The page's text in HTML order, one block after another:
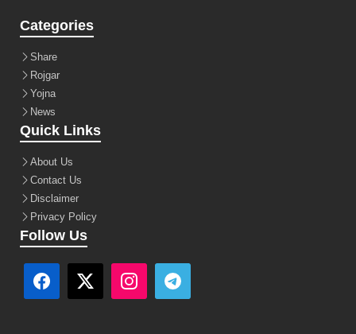
Categories
Share
Rojgar
Yojna
News
Quick Links
About Us
Contact Us
Disclaimer
Privacy Policy
Follow Us